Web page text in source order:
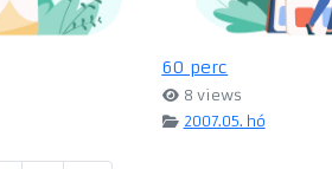
60 perc
8 views
2007.05. hó